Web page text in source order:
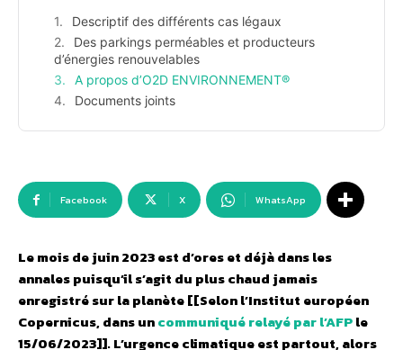
Descriptif des différents cas légaux
Des parkings perméables et producteurs
d’énergies renouvelables
A propos d’O2D ENVIRONNEMENT®
Documents joints
Facebook X WhatsApp
Le mois de juin 2023 est d’ores et déjà dans les
annales puisqu’il s’agit du plus chaud jamais
enregistré sur la planète [[Selon l’Institut européen
Copernicus, dans uncommuniqué relayé par l’AFPle
15/06/2023]]. L’urgence climatique est partout, alors